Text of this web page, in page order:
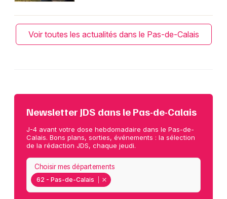
Voir toutes les actualités dans le Pas-de-Calais
Newsletter JDS dans le Pas-de-Calais
J-4 avant votre dose hebdomadaire dans le Pas-de-
Calais. Bons plans, sorties, événements : la sélection
de la rédaction JDS, chaque jeudi.
62 - Pas-de-Calais
Choisir mes départements